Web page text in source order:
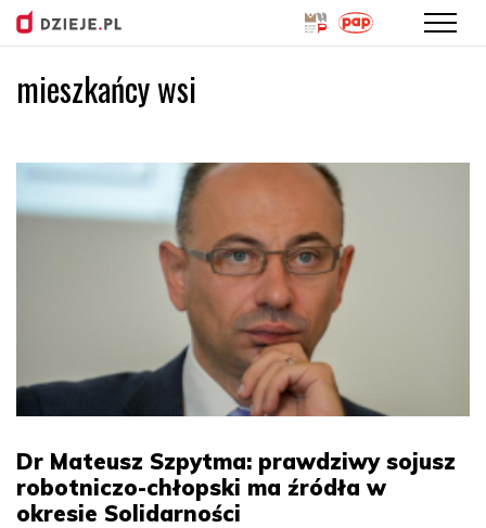
mieszkańcy wsi
Dr Mateusz Szpytma: prawdziwy sojusz
robotniczo-chłopski ma źródła w
okresie Solidarności